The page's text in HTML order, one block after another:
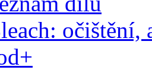
očištění,